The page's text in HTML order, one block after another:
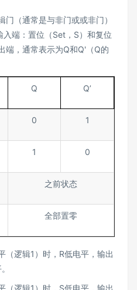
门（通常是与非门或或非门）
端：置位（Set，S）和复位
端，通常表示为Q和Q'（Q的
Q Q’
0 1
1 0
之前状态
全部置零
（逻辑1）时，R低电平，输出
（逻辑1）时，S低电平，输出